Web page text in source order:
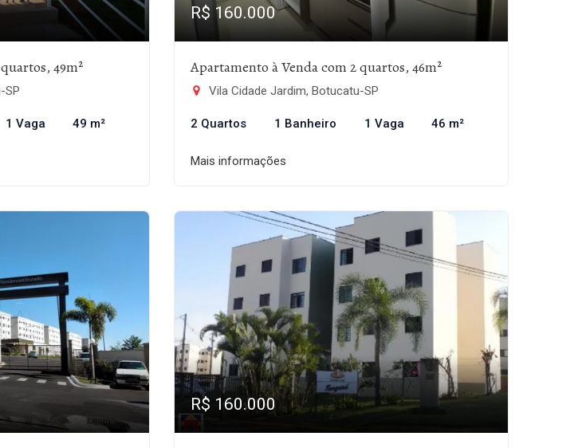
49m²
SP
1 Vaga 49 m²
R$ 160.000
Apartamento à Venda com 2 quartos, 46m²
Vila Cidade Jardim, Botucatu-SP
2 Quartos 1 Banheiro 1 Vaga 46 m²
Mais informações
R$ 160.000